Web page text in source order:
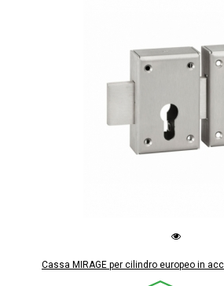
Cassa MIRAGE per cilindro europeo in